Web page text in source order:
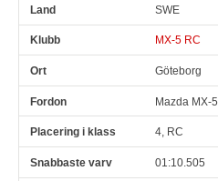
SWE
MX-5 RC
Göteborg
Mazda MX-5
4, RC
01:10.505